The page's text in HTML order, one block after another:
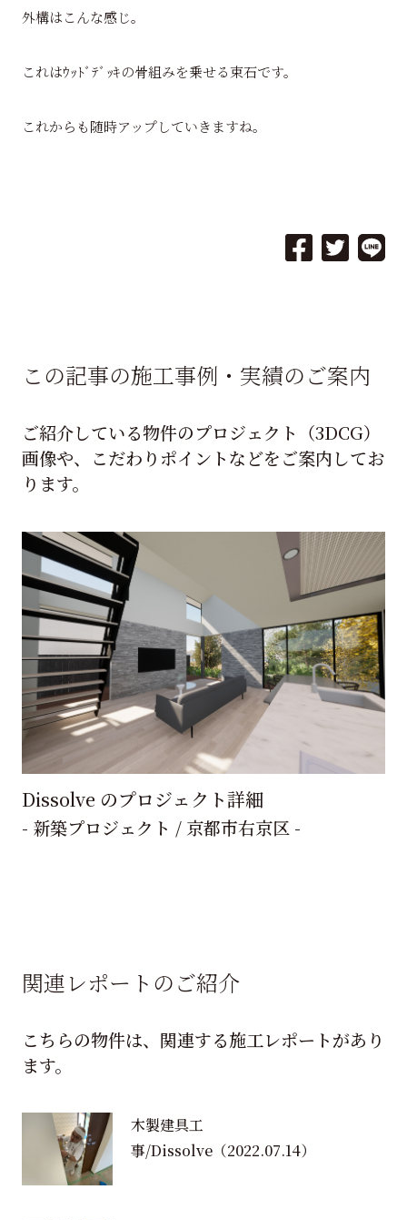
外構はこんな感じ。
これはｳｯﾄﾞﾃﾞｯｷの骨組みを乗せる束石です。
これからも随時アップしていきますね。
この記事の施工事例・実績のご案内
ご紹介している物件のプロジェクト（3DCG）
画像や、こだわりポイントなどをご案内してお
ります。
Dissolve のプロジェクト詳細
- 新築プロジェクト / 京都市右京区 -
関連レポートのご紹介
こちらの物件は、関連する施工レポートがあり
ます。
木製建具工
事/Dissolve（2022.07.14）